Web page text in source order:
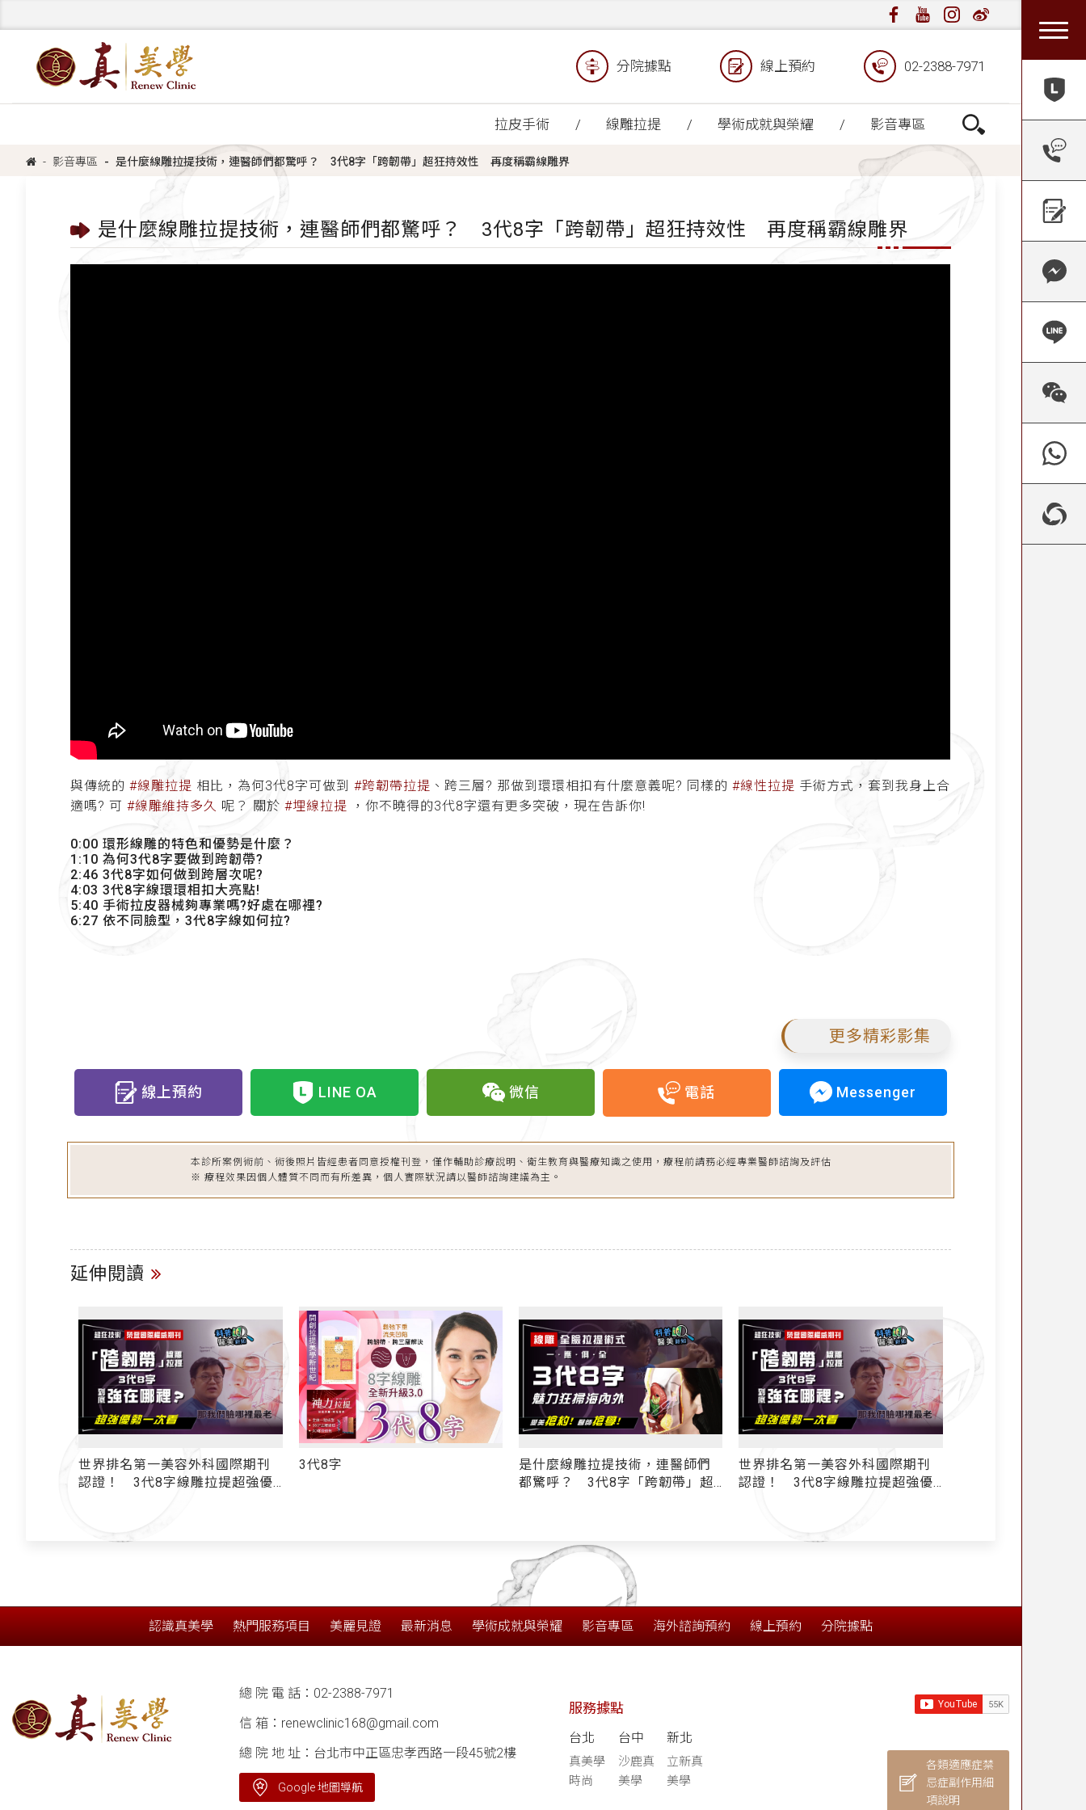
分院據點 線上預約 02-2388-7971
拉皮手術 線雕拉提 學術成就與榮耀 影音專區
影音專區 是什麼線雕拉提技術，連醫師們都驚呼？ 3代8字「跨韌帶」超狂持效性 再度稱霸線雕界
是什麼線雕拉提技術，連醫師們都驚呼？ 3代8字「跨韌帶」超狂持效性 再度稱霸線雕界
與傳統的#線雕拉提 相比，為何3代8字可做到#跨韌帶拉提 、跨三層? 那做到環環相扣有什麼意義呢? 同樣的#線性拉提 手術方式，套到我身上合
適嗎? 可#線雕維持多久 呢？ 關於#埋線拉提 ，你不曉得的3代8字還有更多突破，現在告訴你!
0:00 環形線雕的特色和優勢是什麼？
1:10 為何3代8字要做到跨韌帶?
2:46 3代8字如何做到跨層次呢?
4:03 3代8字線環環相扣大亮點!
5:40 手術拉皮器械夠專業嗎?好處在哪裡?
6:27 依不同臉型，3代8字線如何拉?
更多精彩影集
線上預約 LINE OA 微信 電話 Messenger
本診所案例術前、術後照片皆經患者同意授權刊登，僅作輔助診療說明、衛生教育與醫療知識之使用，療程前請務必經專業醫師諮詢及評估
※ 療程效果因個人體質不同而有所差異，個人實際狀況請以醫師諮詢建議為主。
延伸閱讀
世界排名第一美容外科國際期刊
認證！ 3代8字線雕拉提超強優
3代8字
是什麼線雕拉提技術，連醫師們
都驚呼？ 3代8字「跨韌帶」超
世界排名第一美容外科國際期刊
認證！ 3代8字線雕拉提超強優
認識真美學 熱門服務項目 美麗見證 最新消息 學術成就與榮耀 影音專區 海外諮詢預約 線上預約 分院據點
總 院 電 話： 02-2388-7971
信 箱： renewclinic168@gmail.com
總 院 地 址：台北市中正區忠孝西路一段45號2樓
Google 地圖導航
服務據點
台北
真美學
時尚
台中
沙鹿真
美學
新北
立新真
美學
各類適應症禁
忌症副作用細
項說明